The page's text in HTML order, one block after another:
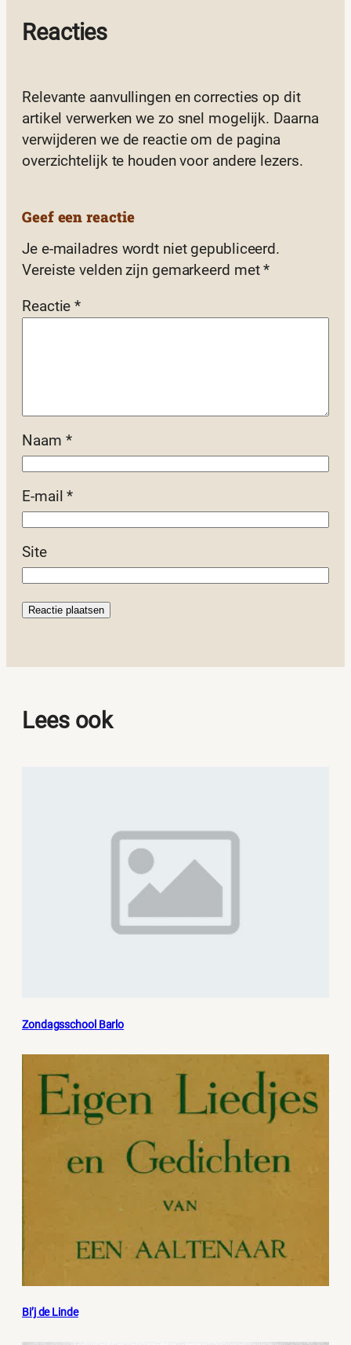
Reacties
Relevante aanvullingen en correcties op dit
artikel verwerken we zo snel mogelijk. Daarna
verwijderen we de reactie om de pagina
overzichtelijk te houden voor andere lezers.
Geef een reactie
Je e-mailadres wordt niet gepubliceerd.
Vereiste velden zijn gemarkeerd met*
Reactie*
Naam *
E-mail*
Site
Lees ook
Zondagsschool Barlo
Bi’j de Linde